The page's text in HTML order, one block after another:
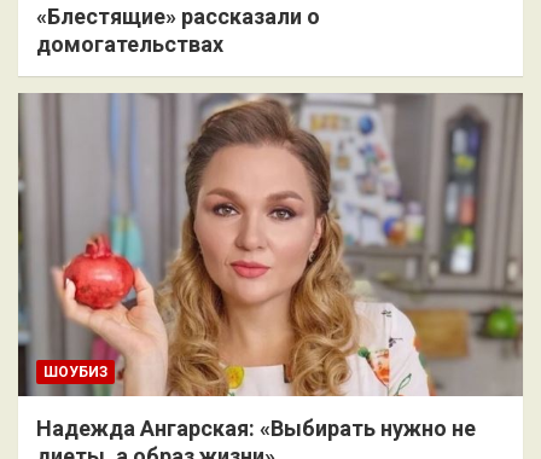
«Блестящие» рассказали о
домогательствах
ШОУБИЗ
Надежда Ангарская: «Выбирать нужно не